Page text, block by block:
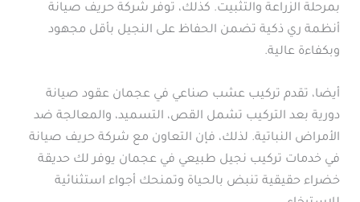
بمرحلة الزراعة والتثبيت. كذلك، توفر شركة حريف صيانة
أنظمة ري ذكية تضمن الحفاظ على النجيل بأقل مجهود
وبكفاءة عالية.
أيضا، تقدم تركيب عشب صناعي في عجمان عقود صيانة
دورية بعد التركيب تشمل القص، التسميد، والمعالجة ضد
الأمراض النباتية. لذلك، فإن التعاون مع شركة حريف صيانة
في خدمات تركيب نجيل طبيعي في عجمان يوفر لك حديقة
خضراء حقيقية تنبض بالحياة وتمنحك أجواء استثنائية